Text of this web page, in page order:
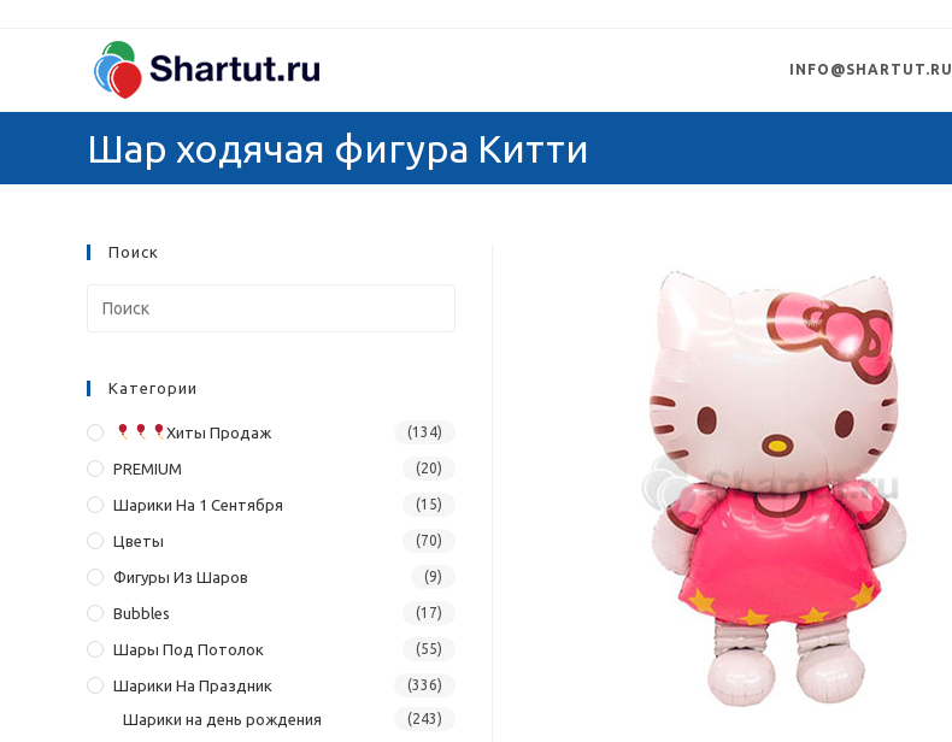
содержимому
INFO@SHARTUT.RU
Шар ходячая фигура Китти
Поиск
Категории
Хиты Продаж (134)
PREMIUM (20)
Шарики На 1 Сентября (15)
Цветы (70)
Фигуры Из Шаров (9)
Bubbles (17)
Шары Под Потолок (55)
Шарики На Праздник (336)
Шарики на день рождения (243)